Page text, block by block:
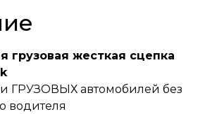
грузовая жесткая сцепка
ГРУЗОВЫХ автомобилей без
водителя